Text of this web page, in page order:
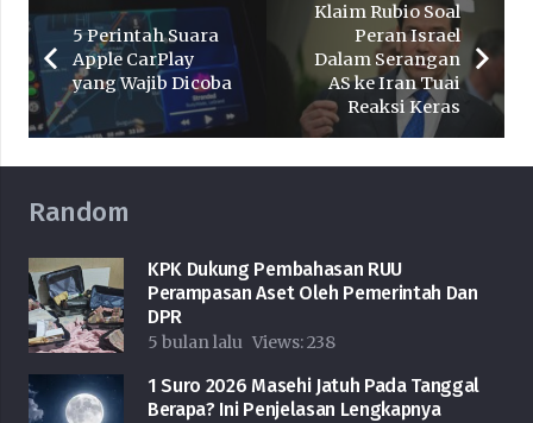
5 Perintah Suara
Apple CarPlay
yang Wajib Dicoba
Klaim Rubio Soal
Peran Israel
Dalam Serangan
AS ke Iran Tuai
Reaksi Keras
Random
KPK Dukung Pembahasan RUU
Perampasan Aset Oleh Pemerintah Dan
DPR
5 bulan lalu Views:238
1 Suro 2026 Masehi Jatuh Pada Tanggal
Berapa? Ini Penjelasan Lengkapnya